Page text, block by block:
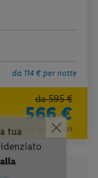
da 114 € per notte
da 595 €
566 €
a persona per 5 notti